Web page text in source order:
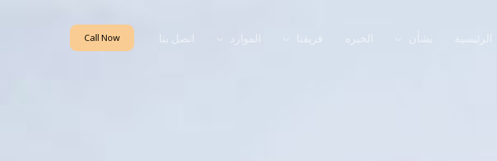
الرئيسية بشأن الخبره فريقنا الموارد اتصل بنا Call Now